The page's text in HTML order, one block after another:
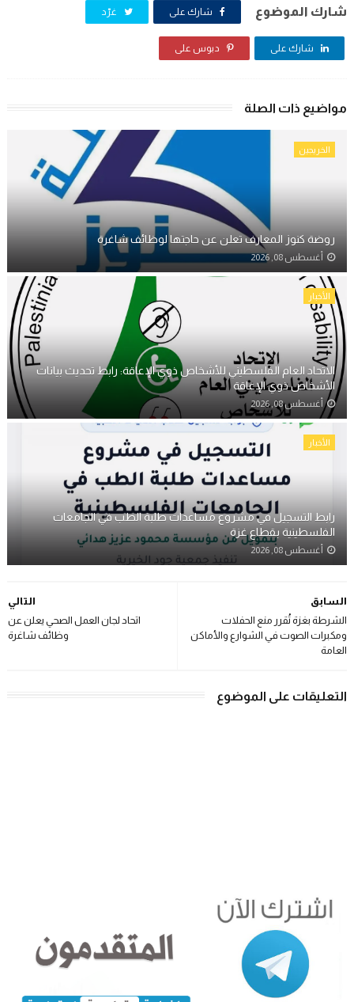
شارك الموضوع شارك على غرّد
شارك على دبوس على
مواضيع ذات الصلة
الخريجين
روضة كنوز المعارف تعلن عن حاجتها لوظائف شاغرة
أغسطس 08, 2026
الأخبار
الاتحاد العام الفلسطيني للأشخاص ذوي الإعاقة: رابط تحديث بيانات
الأشخاص ذوي الإعاقة
أغسطس 08, 2026
الأخبار
رابط التسجيل في مشروع مساعدات طلبة الطب في الجامعات
الفلسطينية بقطاع غزة
أغسطس 08, 2026
التالي
اتحاد لجان العمل الصحي يعلن عن
وظائف شاغرة
السابق
الشرطة بغزة تُقرر منع الحفلات
ومكبرات الصوت في الشوارع والأماكن
العامة
التعليقات على الموضوع